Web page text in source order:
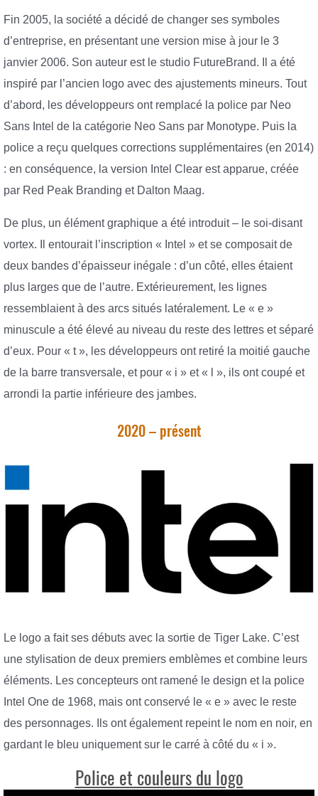
Fin 2005, la société a décidé de changer ses symboles
d’entreprise, en présentant une version mise à jour le 3
janvier 2006. Son auteur est le studio FutureBrand. Il a été
inspiré par l’ancien logo avec des ajustements mineurs. Tout
d’abord, les développeurs ont remplacé la police par Neo
Sans Intel de la catégorie Neo Sans par Monotype. Puis la
police a reçu quelques corrections supplémentaires (en 2014)
: en conséquence, la version Intel Clear est apparue, créée
par Red Peak Branding et Dalton Maag.
De plus, un élément graphique a été introduit – le soi-disant
vortex. Il entourait l’inscription « Intel » et se composait de
deux bandes d’épaisseur inégale : d’un côté, elles étaient
plus larges que de l’autre. Extérieurement, les lignes
ressemblaient à des arcs situés latéralement. Le « e »
minuscule a été élevé au niveau du reste des lettres et séparé
d’eux. Pour « t », les développeurs ont retiré la moitié gauche
de la barre transversale, et pour « i » et « l », ils ont coupé et
arrondi la partie inférieure des jambes.
2020 – présent
Le logo a fait ses débuts avec la sortie de Tiger Lake. C’est
une stylisation de deux premiers emblèmes et combine leurs
éléments. Les concepteurs ont ramené le design et la police
Intel One de 1968, mais ont conservé le « e » avec le reste
des personnages. Ils ont également repeint le nom en noir, en
gardant le bleu uniquement sur le carré à côté du « i ».
Police et couleurs du logo